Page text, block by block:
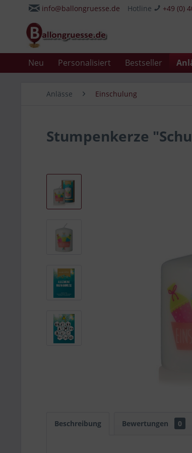
info@ballongruesse.de Hotline +49 (0)
Neu Personalisiert Bestseller
Anlässe Einschulung
Stumpenkerze
Beschreibung Bewertungen 0